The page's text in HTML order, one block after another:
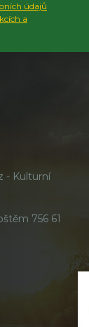
údajů
a
- Kulturní
756 61